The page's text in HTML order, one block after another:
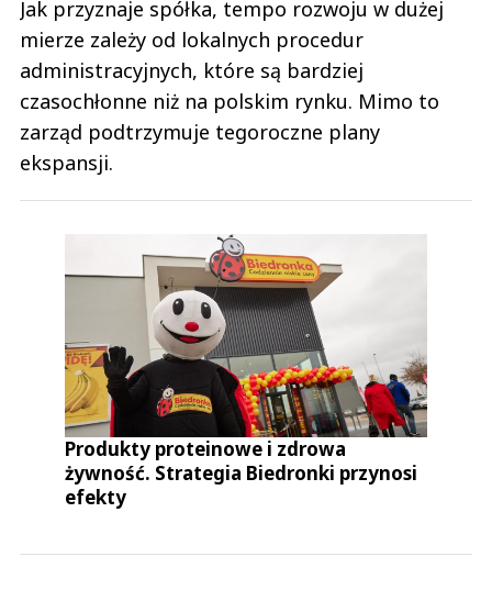
Jak przyznaje spółka, tempo rozwoju w dużej
mierze zależy od lokalnych procedur
administracyjnych, które są bardziej
czasochłonne niż na polskim rynku. Mimo to
zarząd podtrzymuje tegoroczne plany
ekspansji.
Produkty proteinowe i zdrowa
żywność. Strategia Biedronki przynosi
efekty